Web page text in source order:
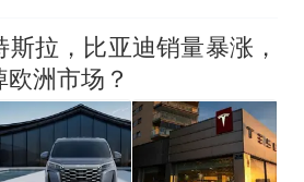
拉，比亚迪销量暴涨，
洲市场？